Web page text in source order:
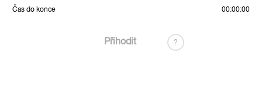
Čas do konce 00:00:00
Přihodit ?